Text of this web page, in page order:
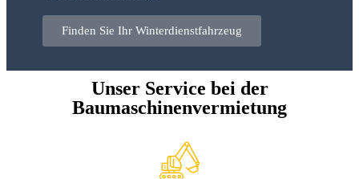
Finden Sie Ihr Winterdienstfahrzeug
Unser Service bei der
Baumaschinenvermietung